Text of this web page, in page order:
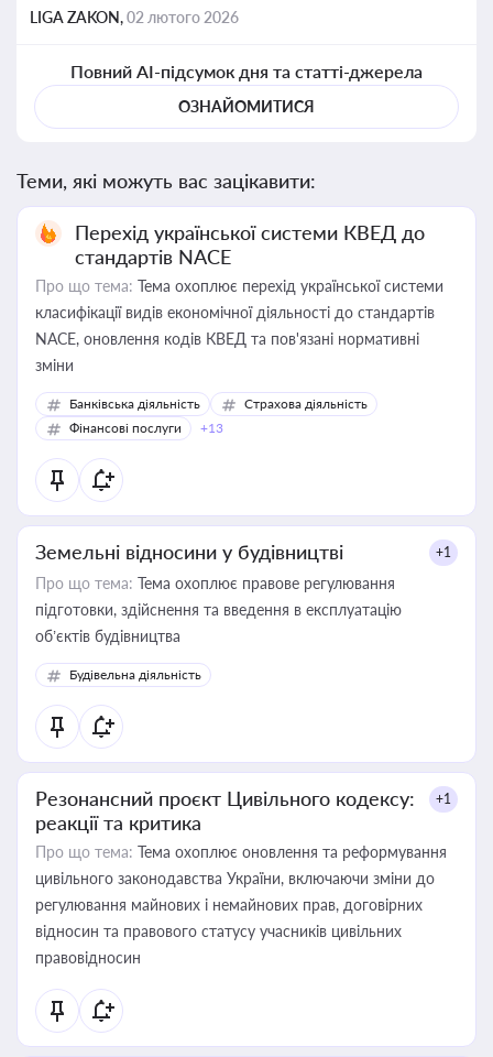
LIGA ZAKON,02 лютого 2026
Повний AI-підсумок дня та статті-джерела
ОЗНАЙОМИТИСЯ
Теми, які можуть вас зацікавити:
Перехід української системи КВЕД до
стандартів NACE
Про що тема: Тема охоплює перехід української системи
класифікації видів економічної діяльності до стандартів
NACE, оновлення кодів КВЕД та пов'язані нормативні
зміни
Банківська діяльність
Страхова діяльність
Фінансові послуги
+13
Земельні відносини у будівництві +1
Про що тема: Тема охоплює правове регулювання
підготовки, здійснення та введення в експлуатацію
об’єктів будівництва
Будівельна діяльність
Резонансний проєкт Цивільного кодексу:
реакції та критика
+1
Про що тема: Тема охоплює оновлення та реформування
цивільного законодавства України, включаючи зміни до
регулювання майнових і немайнових прав, договірних
відносин та правового статусу учасників цивільних
правовідносин